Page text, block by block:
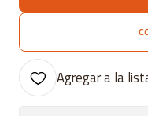
Agregar a la